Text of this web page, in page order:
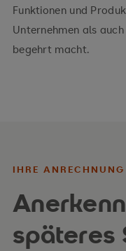
Typical financial
Swaps
Options
Ihre Vorteile
Funktionen und
Unternehmen als
begehrt macht.
IHRE ANRECHNUNG
späteres